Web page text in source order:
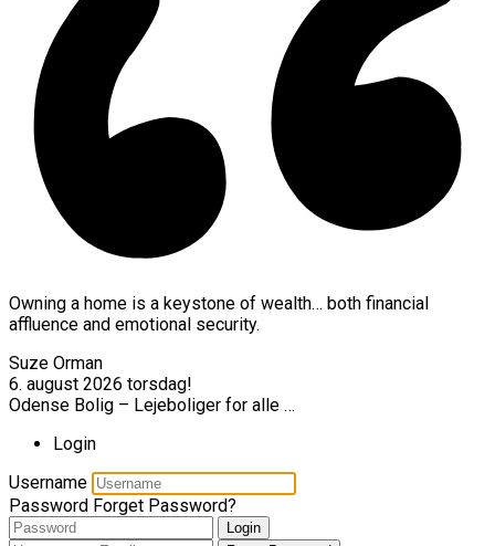
Owning a home is a keystone of wealth… both financial
affluence and emotional security.
Suze Orman
6. august 2026 torsdag!
Odense Bolig – Lejeboliger for alle …
Login
Username
Password Forget Password?
Login